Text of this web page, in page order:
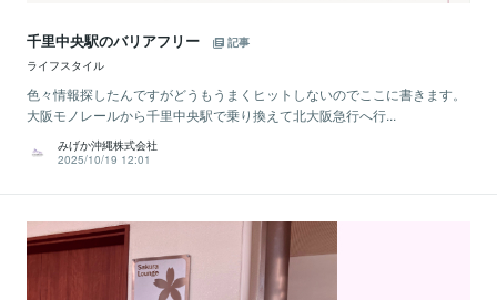
千里中央駅のバリアフリー
記事
ライフスタイル
色々情報探したんですがどうもうまくヒットしないのでここに書きます。
大阪モノレールから千里中央駅で乗り換えて北大阪急行へ行...
みげか沖縄株式会社
2025/10/19 12:01